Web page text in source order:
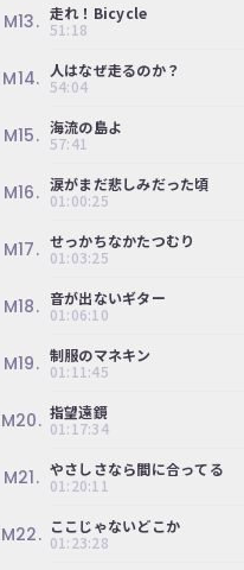
M13. 走れ！Bicycle
51:18
M14.
人はなぜ走るのか？
54:04
M15. 海流の島よ
57:41
M16. 涙がまだ悲しみだった頃
01:00:25
M17. せっかちなかたつむり
01:03:25
M18. 音が出ないギター
01:06:10
M19. 制服のマネキン
01:11:45
M20. 指望遠鏡
01:17:34
M21. やさしさなら間に合ってる
01:20:11
M22. ここじゃないどこか
01:23:28